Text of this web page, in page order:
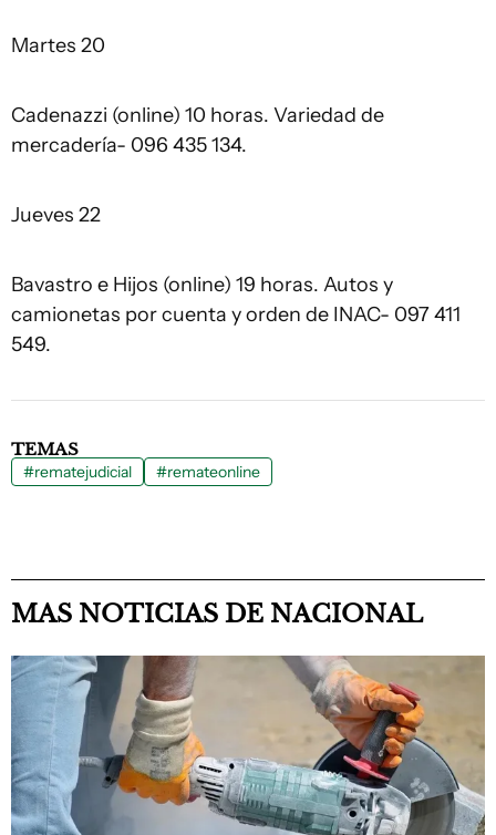
Martes 20
Cadenazzi (online) 10 horas. Variedad de
mercadería- 096 435 134.
Jueves 22
Bavastro e Hijos (online) 19 horas. Autos y
camionetas por cuenta y orden de INAC- 097 411
549.
TEMAS
#rematejudicial #remateonline
MAS NOTICIAS DE NACIONAL